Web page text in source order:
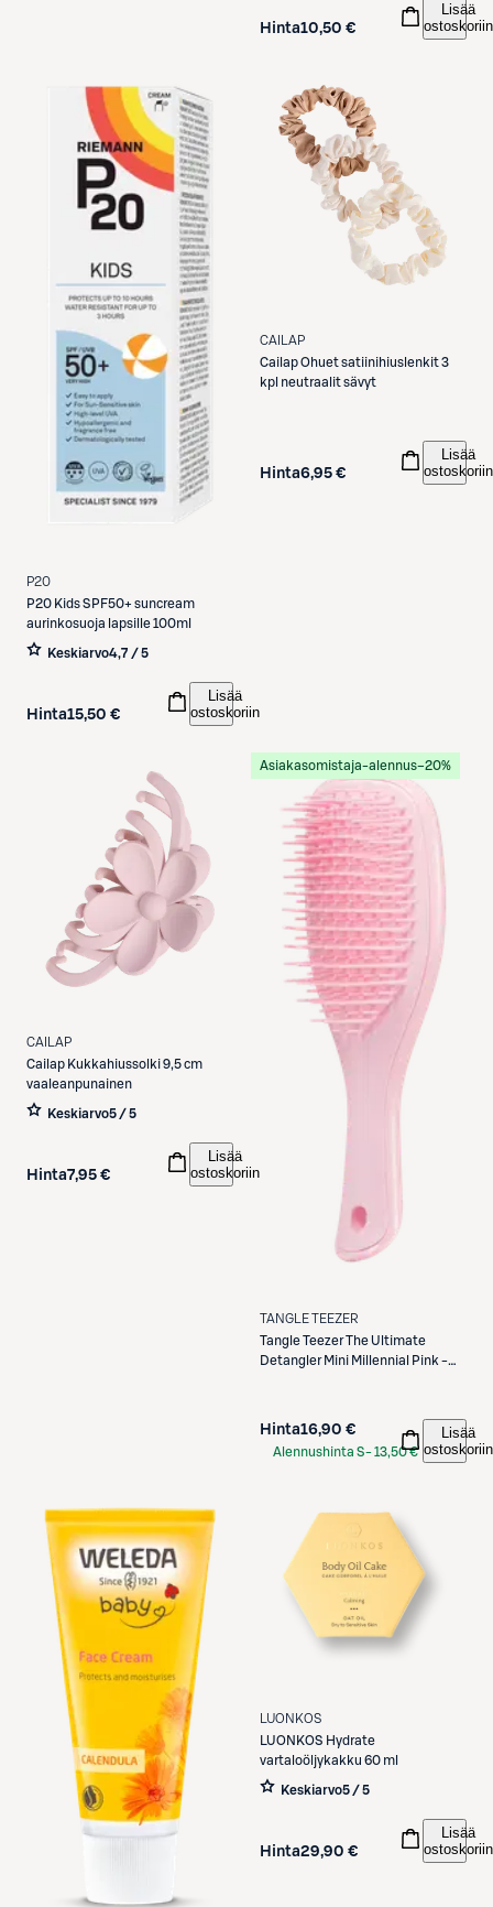
Hinta10,50 €
Lisää
ostoskoriin
P20
P20 Kids SPF50+ suncream
aurinkosuoja lapsille 100ml
Keskiarvo4,7 / 5
Hinta15,50 €
Lisää
ostoskoriin
CAILAP
CailapOhuet satiinihiuslenkit 3
kpl neutraalit sävyt
Hinta6,95 €
Lisää
ostoskoriin
CAILAP
Cailap Kukkahiussolki 9,5 cm
vaaleanpunainen
Keskiarvo5 / 5
Hinta7,95 €
Lisää
ostoskoriin
Asiakasomistaja-alennus−20%
TANGLE TEEZER
Tangle Teezer The Ultimate
Detangler Mini Millennial Pink -
Hinta16,90 €
Alennushinta S-13,50 €
Lisää
ostoskoriin
LUONKOS
LUONKOS Hydrate
vartaloöljykakku 60 ml
Keskiarvo5 / 5
Hinta29,90 €
Lisää
ostoskoriin